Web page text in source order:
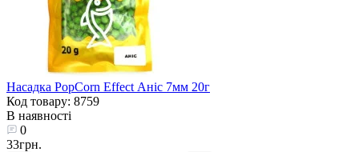
Насадка PopCorn Effect Аніс 7мм 20г
Код товару: 8759
В наявності
0
33грн.